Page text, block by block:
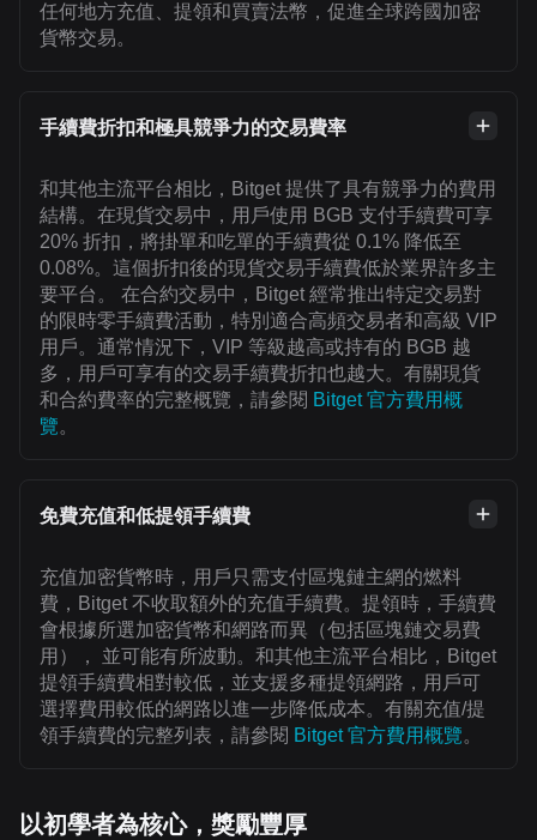
任何地方充值、提領和買賣法幣，促進全球跨國加密
貨幣交易。
手續費折扣和極具競爭力的交易費率
和其他主流平台相比，Bitget 提供了具有競爭力的費用
結構。在現貨交易中，用戶使用 BGB 支付手續費可享
20% 折扣，將掛單和吃單的手續費從 0.1% 降低至
0.08%。這個折扣後的現貨交易手續費低於業界許多主
要平台。 在合約交易中，Bitget 經常推出特定交易對
的限時零手續費活動，特別適合高頻交易者和高級 VIP
用戶。通常情況下，VIP 等級越高或持有的 BGB 越
多，用戶可享有的交易手續費折扣也越大。有關現貨
和合約費率的完整概覽，請參閱 Bitget 官方費用概
覽。
免費充值和低提領手續費
充值加密貨幣時，用戶只需支付區塊鏈主網的燃料
費，Bitget 不收取額外的充值手續費。提領時，手續費
會根據所選加密貨幣和網路而異（包括區塊鏈交易費
用）， 並可能有所波動。和其他主流平台相比，Bitget
提領手續費相對較低，並支援多種提領網路，用戶可
選擇費用較低的網路以進一步降低成本。有關充值/提
領手續費的完整列表，請參閱 Bitget 官方費用概覽。
以初學者為核心，獎勵豐厚